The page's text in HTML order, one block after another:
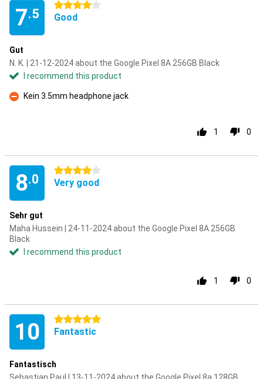
7.5
4 stars
Good
Gut
N. K. | 21-12-2024 about the Google Pixel 8A 256GB Black
I recommend this product
Con
Kein 3.5mm headphone jack
1 0
8.0
4 stars
Very good
Sehr gut
Maha Hussein | 24-11-2024 about the Google Pixel 8A 256GB
Black
I recommend this product
1 0
10 5 stars
Fantastic
Fantastisch